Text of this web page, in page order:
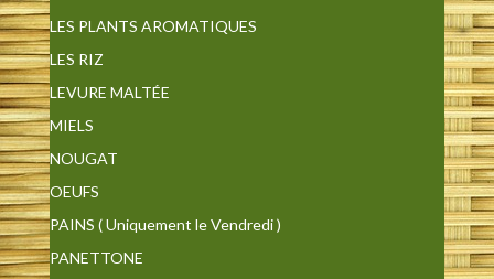
LES PLANTS AROMATIQUES
LES RIZ
LEVURE MALTÉE
MIELS
NOUGAT
OEUFS
PAINS ( Uniquement le Vendredi )
PANETTONE